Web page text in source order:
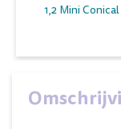
1,2 Mini